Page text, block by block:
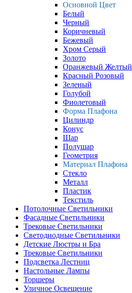
Основной Цвет
Белый
Черный
Коричневый
Бежевый
Хром Серый
Золото
Оранжевый Желтый
Красный Розовый
Зеленый
Голубой
Фиолетовый
Форма Плафона
Цилиндр
Конус
Шар
Полушар
Геометрия
Материал Плафона
Стекло
Металл
Пластик
Текстиль
Потолочные Светильники
Фасадные Светильники
Трековые Светильники
Светодиодные Светильники
Детские Люстры и Бра
Трековые Светильники
Подсветка Лестниц
Настольные Лампы
Торшеры
Уличное Освещение